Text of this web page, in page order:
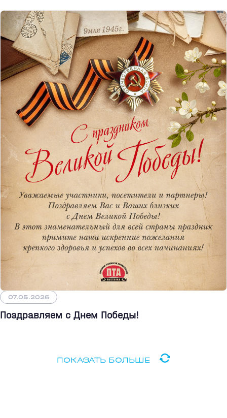
07.05.2026
Поздравляем с Днем Победы!
ПОКАЗАТЬ БОЛЬШЕ